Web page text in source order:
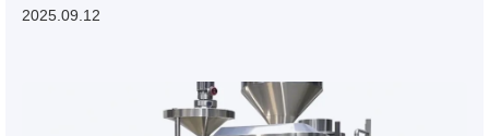
2025.09.12